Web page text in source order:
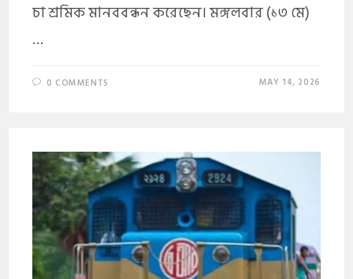
চা শ্রমিক মানববন্ধন করেছেন। মঙ্গলবার (১৩ মে)
…
0 COMMENTS MAY 14, 2026